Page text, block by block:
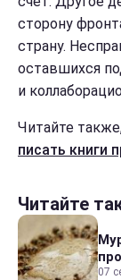
сторону
страну.
оставшихся
и
Читайте
писать книги
Читайте
07